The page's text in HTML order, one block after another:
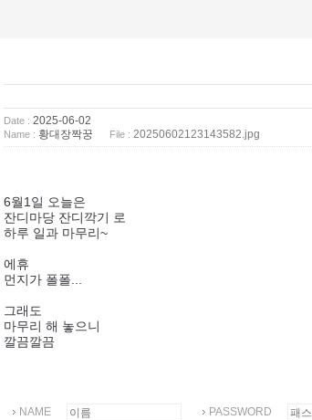
Date : 2025-06-02
Name : 황대장짝꿍 File : 20250602123143582.jpg
6월1일 오늘은
잔디마당 잔디깍기 로
하루 일과 마무리~
에휴
먼지가 폴폴...
그래도
마무리 해 놓으니
깔끔깔끔
NAME PASSWORD